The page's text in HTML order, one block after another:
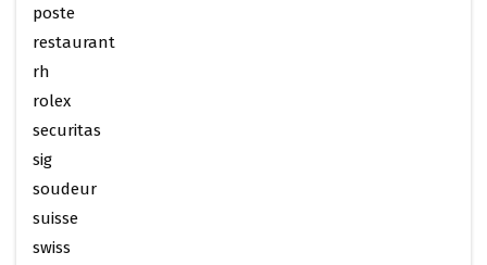
poste
restaurant
rh
rolex
securitas
sig
soudeur
suisse
swiss